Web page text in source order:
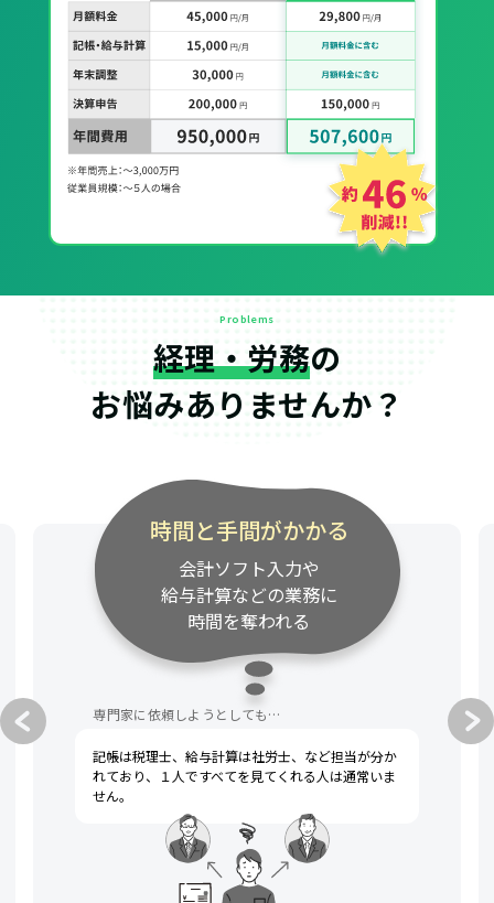
Problems
経理・労務の
お悩みありませんか？
専門家の連絡が遅い
資料請求・質問への対応が
遅く、事業のスピード感に
付いてきてくれない
専門家に依頼しようとしても…
税理士への不満として、一般的によく挙げられるの
は「連絡が遅い」「話がわかりにくい」です。